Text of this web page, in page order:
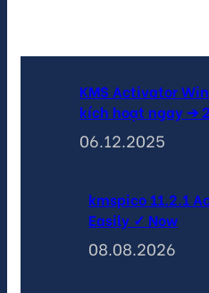
KMS Activator
kích hoạt ngay ➔
06.12.2025
kmspico 11.2.1
Easily ✓ Now
08.08.2026